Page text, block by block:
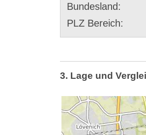
Bundesland:
PLZ Bereich:
3. Lage und